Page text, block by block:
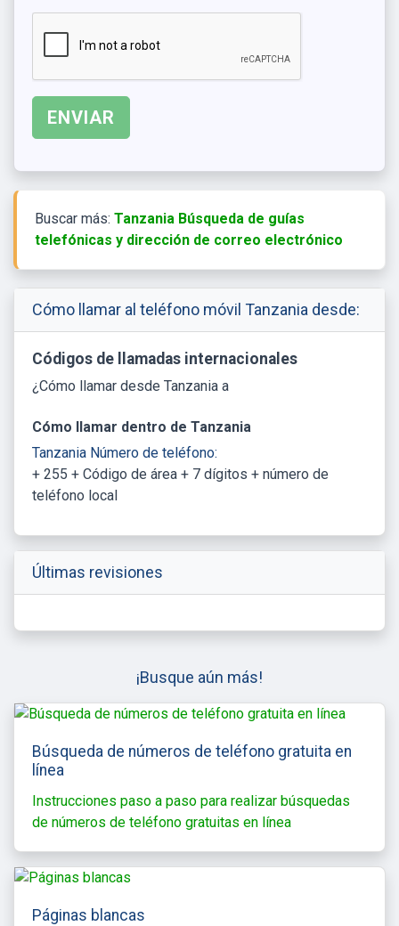
Buscar más: Tanzania Búsqueda de guías
telefónicas y dirección de correo electrónico
Cómo llamar al teléfono móvil Tanzania desde:
Códigos de llamadas internacionales
¿Cómo llamar desde Tanzania a
Cómo llamar dentro de Tanzania
Tanzania Número de teléfono:
+ 255 + Código de área + 7 dígitos + número de
teléfono local
Últimas revisiones
¡Busque aún más!
Búsqueda de números de teléfono gratuita en
línea
Instrucciones paso a paso para realizar búsquedas
de números de teléfono gratuitas en línea
Páginas blancas